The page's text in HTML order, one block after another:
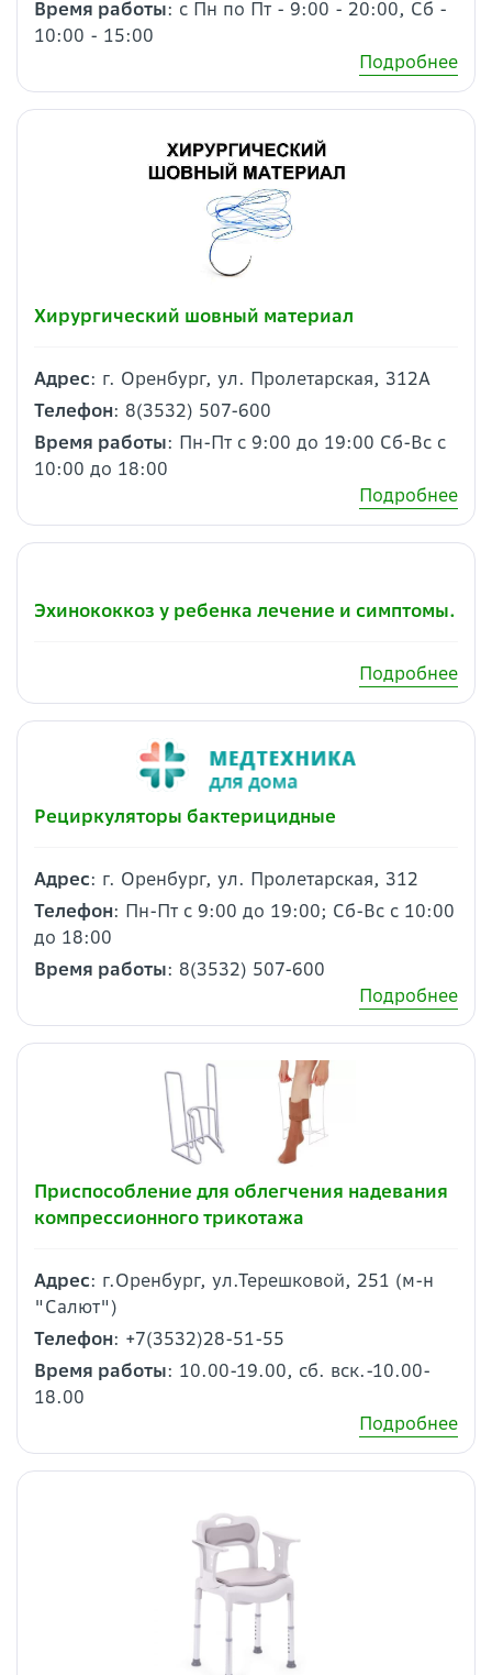
Время работы: с Пн по Пт - 9:00 - 20:00, Сб -
10:00 - 15:00
Подробнее
Хирургический шовный материал
Адрес: г. Оренбург, ул. Пролетарская, 312А
Телефон: 8(3532) 507-600
Время работы: Пн-Пт с 9:00 до 19:00 Сб-Вс с
10:00 до 18:00
Подробнее
Эхинококкоз у ребенка лечение и симптомы.
Подробнее
Рециркуляторы бактерицидные
Адрес: г. Оренбург, ул. Пролетарская, 312
Телефон: Пн-Пт с 9:00 до 19:00; Сб-Вс с 10:00
до 18:00
Время работы: 8(3532) 507-600
Подробнее
Приспособление для облегчения надевания
компрессионного трикотажа
Адрес: г.Оренбург, ул.Терешковой, 251 (м-н
"Салют")
Телефон: +7(3532)28-51-55
Время работы: 10.00-19.00, сб. вск.-10.00-
18.00
Подробнее